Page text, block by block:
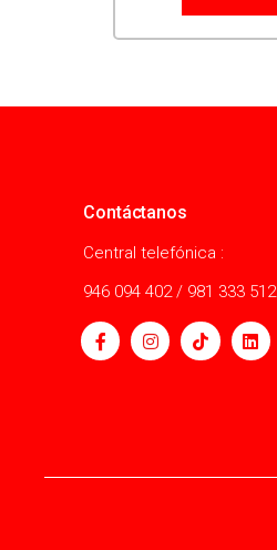
Contáctanos
Central telefónica :
946 094 402 / 981 333 512